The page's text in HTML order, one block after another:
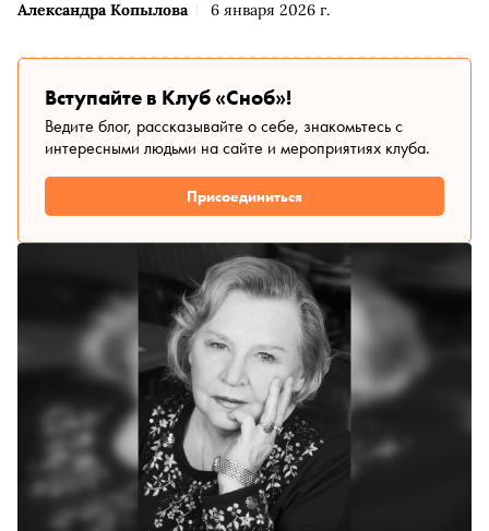
Александра Копылова 6 января 2026 г.
Вступайте в Клуб «Сноб»!
Ведите блог, рассказывайте о себе, знакомьтесь с
интересными людьми на сайте и мероприятиях клуба.
Присоединиться